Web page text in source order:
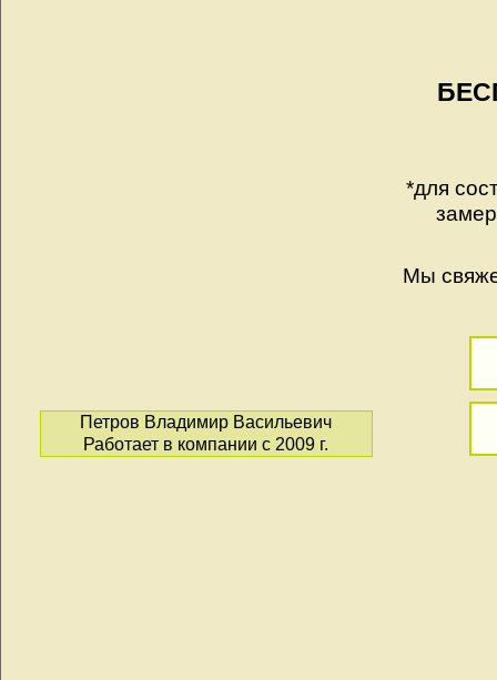
Петров Владимир Васильевич
Работает в компании с 2009 г.
*для
Мы